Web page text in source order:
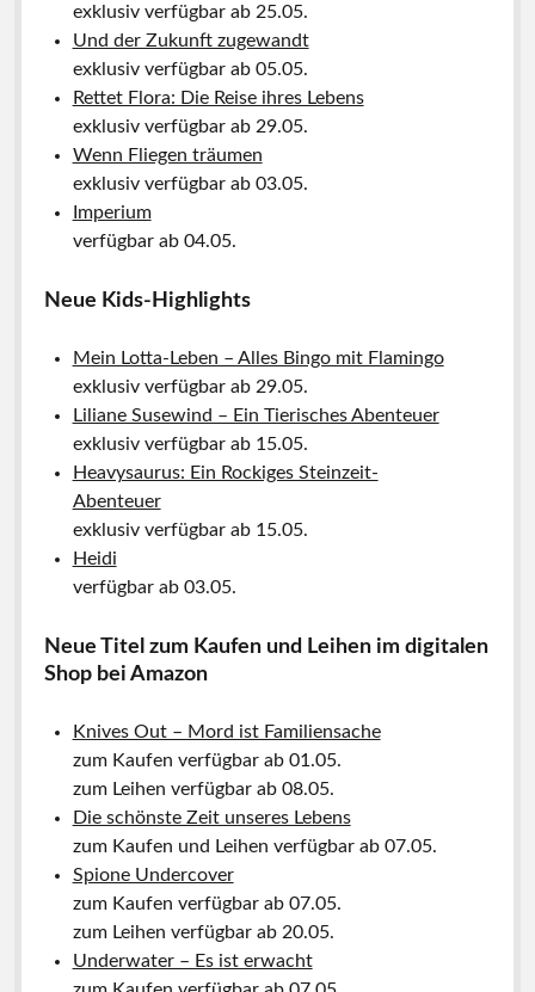
exklusiv verfügbar ab 25.05.
Und der Zukunft zugewandt
exklusiv verfügbar ab 05.05.
Rettet Flora: Die Reise ihres Lebens
exklusiv verfügbar ab 29.05.
Wenn Fliegen träumen
exklusiv verfügbar ab 03.05.
Imperium
verfügbar ab 04.05.
Neue Kids-Highlights
Mein Lotta-Leben – Alles Bingo mit Flamingo
exklusiv verfügbar ab 29.05.
Liliane Susewind – Ein Tierisches Abenteuer
exklusiv verfügbar ab 15.05.
Heavysaurus: Ein Rockiges Steinzeit-
Abenteuer
exklusiv verfügbar ab 15.05.
Heidi
verfügbar ab 03.05.
Neue Titel zum Kaufen und Leihen im digitalen
Shop bei Amazon
Knives Out – Mord ist Familiensache
zum Kaufen verfügbar ab 01.05.
zum Leihen verfügbar ab 08.05.
Die schönste Zeit unseres Lebens
zum Kaufen und Leihen verfügbar ab 07.05.
Spione Undercover
zum Kaufen verfügbar ab 07.05.
zum Leihen verfügbar ab 20.05.
Underwater – Es ist erwacht